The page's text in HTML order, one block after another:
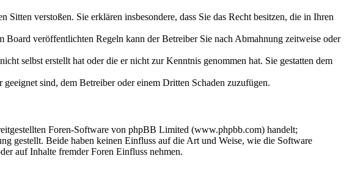
verstoßen. Sie erklären insbesondere, dass Sie das Recht besitzen, die in Ihren
Board veröffentlichten Regeln kann der Betreiber Sie nach Abmahnung zeitweise oder
selbst erstellt hat oder die er nicht zur Kenntnis genommen hat. Sie gestatten dem
sind, dem Betreiber oder einem Dritten Schaden zuzufügen.
Foren-Software von phpBB Limited (www.phpbb.com) handelt;
gestellt. Beide haben keinen Einfluss auf die Art und Weise, wie die Software
auf Inhalte fremder Foren Einfluss nehmen.